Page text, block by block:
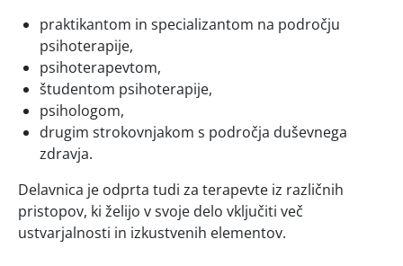
praktikantom in specializantom na področju
psihoterapije,
psihoterapevtom,
študentom psihoterapije,
psihologom,
drugim strokovnjakom s področja duševnega
zdravja.
Delavnica je odprta tudi za terapevte iz različnih
pristopov, ki želijo v svoje delo vključiti več
ustvarjalnosti in izkustvenih elementov.